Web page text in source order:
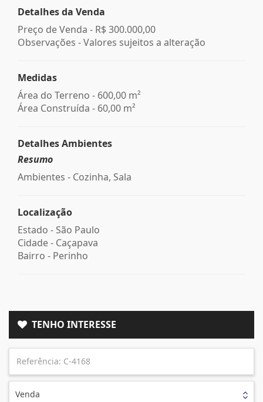
Detalhes da Venda
Preço de Venda - R$ 300.000,00
Observações - Valores sujeitos a alteração
Medidas
Área do Terreno - 600,00 m²
Área Construída - 60,00 m²
Detalhes Ambientes
Resumo
Ambientes - Cozinha, Sala
Localização
Estado - São Paulo
Cidade - Caçapava
Bairro - Perinho
TENHO INTERESSE
Venda